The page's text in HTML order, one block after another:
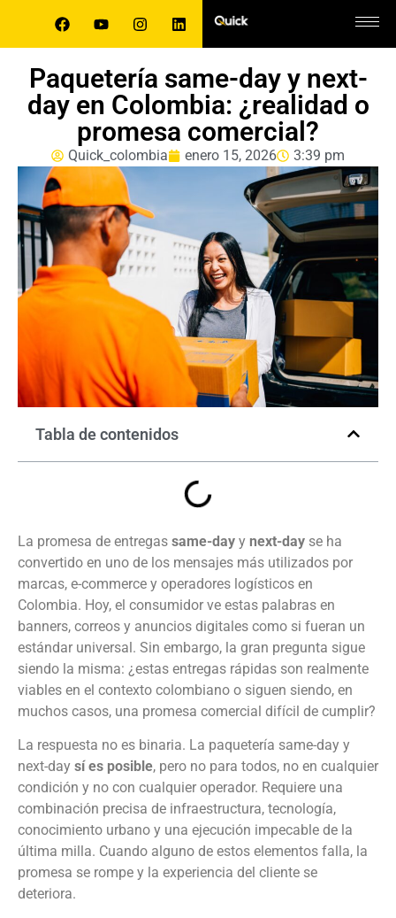
Paquetería same-day y next-
day en Colombia: ¿realidad o
promesa comercial?
Quick_colombia enero 15, 2026 3:39 pm
Tabla de contenidos
La promesa de entregas same-day y next-day se ha
convertido en uno de los mensajes más utilizados por
marcas, e-commerce y operadores logísticos en
Colombia. Hoy, el consumidor ve estas palabras en
banners, correos y anuncios digitales como si fueran un
estándar universal. Sin embargo, la gran pregunta sigue
siendo la misma: ¿estas entregas rápidas son realmente
viables en el contexto colombiano o siguen siendo, en
muchos casos, una promesa comercial difícil de cumplir?
La respuesta no es binaria. La paquetería same-day y
next-day sí es posible, pero no para todos, no en cualquier
condición y no con cualquier operador. Requiere una
combinación precisa de infraestructura, tecnología,
conocimiento urbano y una ejecución impecable de la
última milla. Cuando alguno de estos elementos falla, la
promesa se rompe y la experiencia del cliente se
deteriora.